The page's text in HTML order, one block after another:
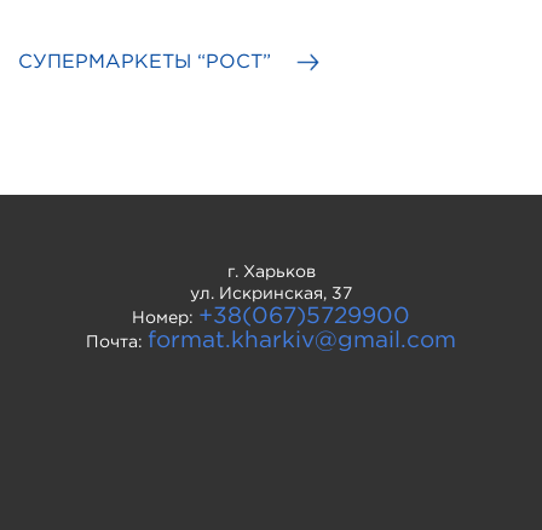
СУПЕРМАРКЕТЫ “РОСТ”
г. Харьков
ул. Искринская, 37
Номер: +38(067)5729900
Почта: format.kharkiv@gmail.com